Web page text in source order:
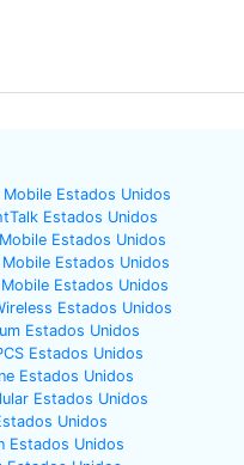
Estados Unidos
Estados Unidos
Estados Unidos
Estados Unidos
Estados Unidos
Estados Unidos
Estados Unidos
Estados Unidos
Estados Unidos
Estados Unidos
Unidos
Estados Unidos